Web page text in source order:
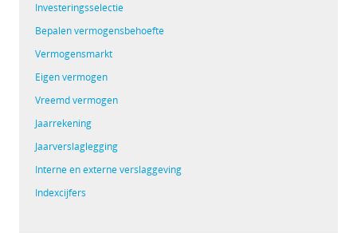
Investeringsselectie
Bepalen vermogensbehoefte
Vermogensmarkt
Eigen vermogen
Vreemd vermogen
Jaarrekening
Jaarverslaglegging
Interne en externe verslaggeving
Indexcijfers